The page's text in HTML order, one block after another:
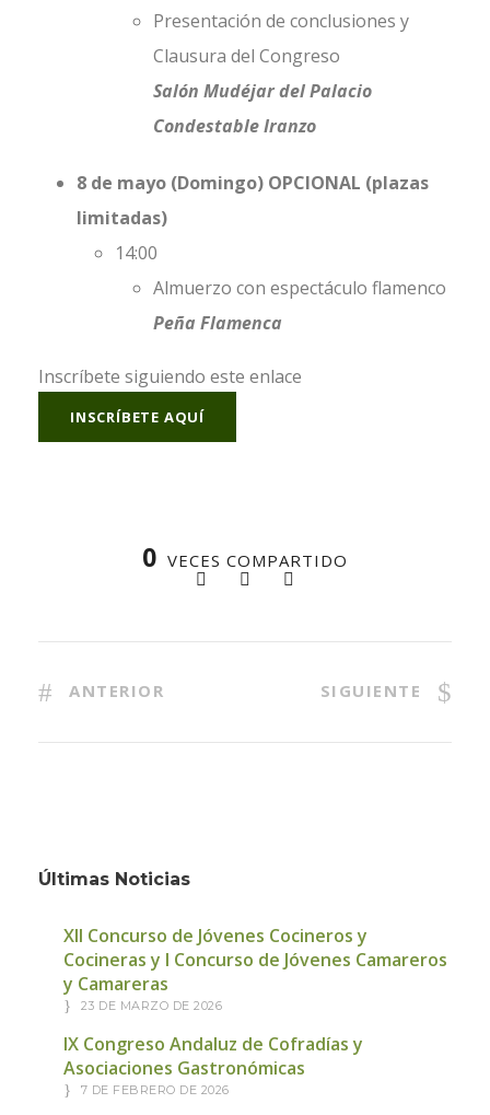
Presentación de conclusiones y
Clausura del Congreso
Salón Mudéjar del Palacio
Condestable Iranzo
8 de mayo (Domingo) OPCIONAL (plazas
limitadas)
14:00
Almuerzo con espectáculo flamenco
Peña Flamenca
Inscríbete siguiendo este enlace
INSCRÍBETE AQUÍ
0 VECES COMPARTIDO
ANTERIOR SIGUIENTE
Últimas Noticias
XII Concurso de Jóvenes Cocineros y
Cocineras y I Concurso de Jóvenes Camareros
y Camareras
23 DE MARZO DE 2026
IX Congreso Andaluz de Cofradías y
Asociaciones Gastronómicas
7 DE FEBRERO DE 2026